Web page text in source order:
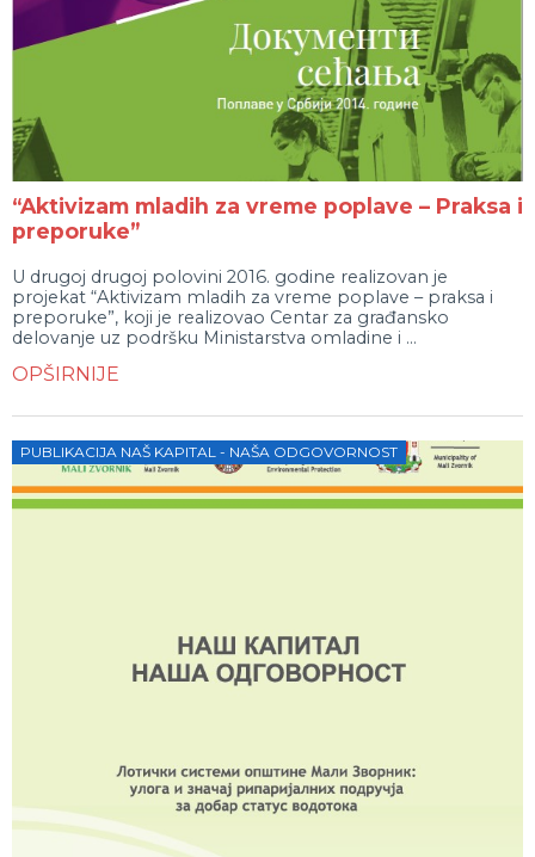
“Aktivizam mladih za vreme poplave – Praksa i
preporuke”
U drugoj drugoj polovini 2016. godine realizovan je
projekat “Aktivizam mladih za vreme poplave – praksa i
preporuke”, koji je realizovao Centar za građansko
delovanje uz podršku Ministarstva omladine i ...
OPŠIRNIJE
PUBLIKACIJA NAŠ KAPITAL - NAŠA ODGOVORNOST